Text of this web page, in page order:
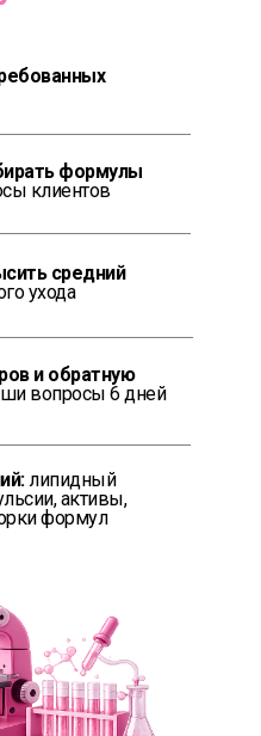
и обратную
вопросы 6 дней
средний
ухода
липидный
активы,
формул
формулы
клиентов